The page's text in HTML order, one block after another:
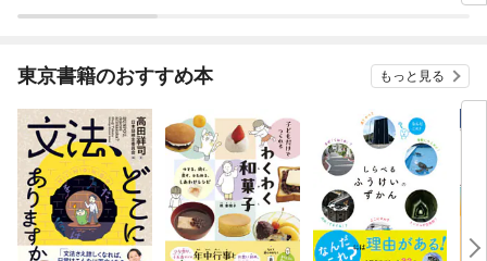
東京書籍のおすすめ本 もっと見る